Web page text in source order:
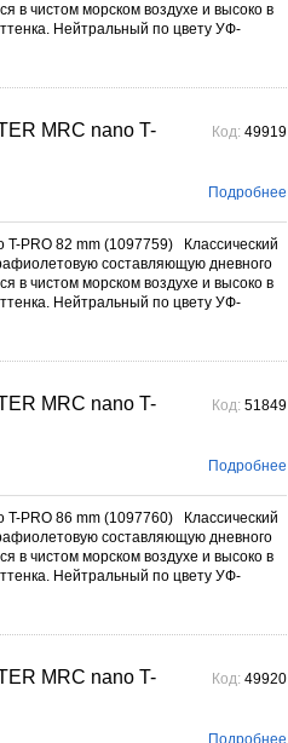
в чистом морском воздухе и высоко в
Нейтральный по цвету УФ-
MRC nano T-
Код: 49919
Подробнее
PRO 82 mm (1097759) Классический
составляющую дневного
в чистом морском воздухе и высоко в
Нейтральный по цвету УФ-
MRC nano T-
Код: 51849
Подробнее
PRO 86 mm (1097760) Классический
составляющую дневного
в чистом морском воздухе и высоко в
Нейтральный по цвету УФ-
MRC nano T-
Код: 49920
Подробнее